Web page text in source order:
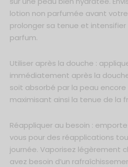
lotion non parfumée avant
prolonger sa tenue et intensifier
parfum.
Utiliser après la douche :
immédiatement après la
soit absorbé par la peau
maximisant ainsi la tenue de la
Réappliquer au besoin :
vous pour des réapplications
journée. Vaporisez légèrement
avez besoin d’un